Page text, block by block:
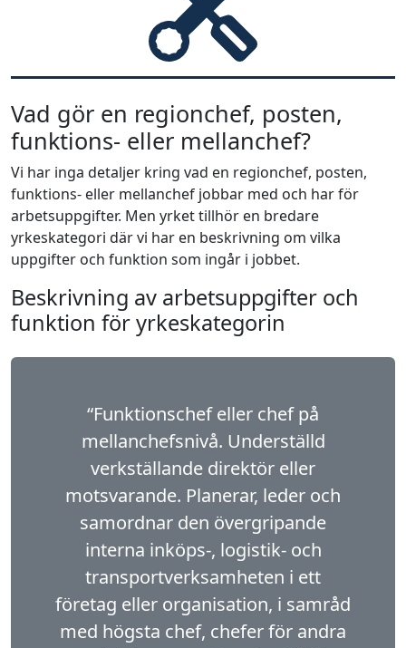
Vad gör en regionchef, posten,
funktions- eller mellanchef?
Vi har inga detaljer kring vad en regionchef, posten,
funktions- eller mellanchef jobbar med och har för
arbetsuppgifter. Men yrket tillhör en bredare
yrkeskategori där vi har en beskrivning om vilka
uppgifter och funktion som ingår i jobbet.
Beskrivning av arbetsuppgifter och
funktion för yrkeskategorin
“Funktionschef eller chef på
mellanchefsnivå. Underställd
verkställande direktör eller
motsvarande. Planerar, leder och
samordnar den övergripande
interna inköps-, logistik- och
transportverksam­heten i ett
företag eller organisation, i samråd
med högsta chef, chefer för andra